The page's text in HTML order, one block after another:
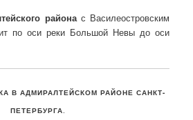
районас Василеостровским
по оси реки Большой Невы до оси
В АДМИРАЛТЕЙСКОМ РАЙОНЕ САНКТ-
ПЕТЕРБУРГА.